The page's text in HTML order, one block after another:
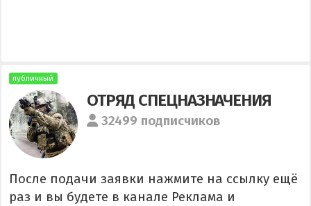
публичный
ОТРЯД СПЕЦНАЗНАЧЕНИЯ
32499 подписчиков
После подачи заявки нажмите на ссылку ещё
раз и вы будете в канале Реклама и